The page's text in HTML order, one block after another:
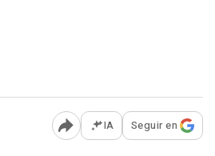
Abrir opciones para
IA Seguir en